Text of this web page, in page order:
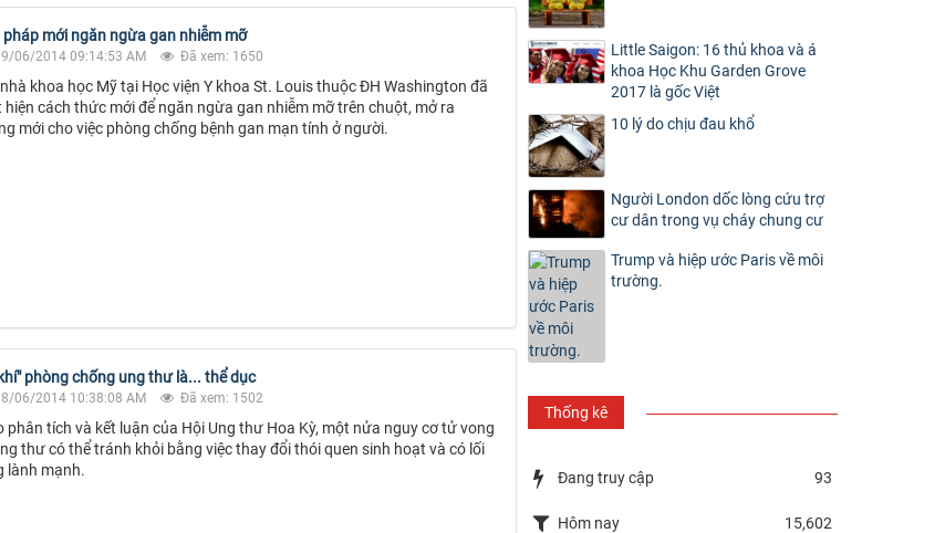
pháp mới ngăn ngừa gan nhiễm mỡ
06/2014 09:14:53 AM Đã xem: 1650
khoa học Mỹ tại Học viện Y khoa St. Louis thuộc ĐH Washington đã
hiện cách thức mới để ngăn ngừa gan nhiễm mỡ trên chuột, mở ra
mới cho việc phòng chống bệnh gan mạn tính ở người.
phòng chống ung thư là... thể dục
06/2014 10:38:08 AM Đã xem: 1502
phân tích và kết luận của Hội Ung thư Hoa Kỳ, một nửa nguy cơ tử vong
thư có thể tránh khỏi bằng việc thay đổi thói quen sinh hoạt và có lối
lành mạnh.
Little Saigon: 16 thủ khoa và á
khoa Học Khu Garden Grove
2017 là gốc Việt
10 lý do chịu đau khổ
Người London dốc lòng cứu trợ
cư dân trong vụ cháy chung cư
Trump và hiệp ước Paris về môi
trường.
Thống kê
Đang truy cập 93
Hôm nay
15,602